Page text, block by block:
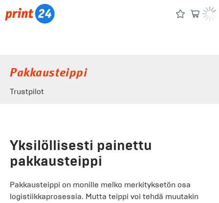
Pakkausteippi
Trustpilot
Yksilöllisesti painettu
pakkausteippi
Pakkausteippi on monille melko merkityksetön osa
logistiikkaprosessia. Mutta teippi voi tehdä muutakin